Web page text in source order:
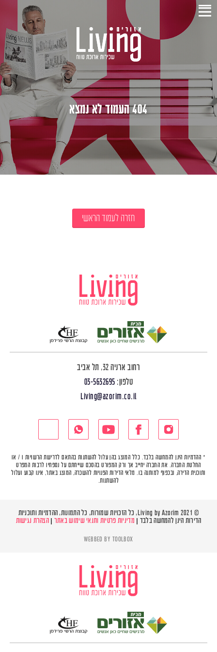
404 העמוד לא נמצא
חזרה לעמוד הראשי
רחוב ארניה 32, תל אביב
טלפון: 03-5632695
Living@azorim.co.il
* ההדמיות הינן להמחשה בלבד. כלל המוצג בהן עלול להשתנות בהתאם לדרישת הרשויות ו / או
החלטת החברה. את החברה יחייב אך ורק המפורט בהסכם שייחתם על נספחיו לרבות המפרט
ותוכנית הדירה, ובכפוף למותנה בו. מלאי הדירות הפנויות להשכרה, המוצג באתר, אינו קבוע ועלול
להשתנות.
© Living by Azorim 2021, כל הזכויות שמורות, כל התמונות, ההדמיות ותוכניות
הדירות הינן להמחשה בלבד |
מדיניות פרטיות ותנאי שימוש באתר הצהרת נגישות
WEBBED BY TOOLBOX